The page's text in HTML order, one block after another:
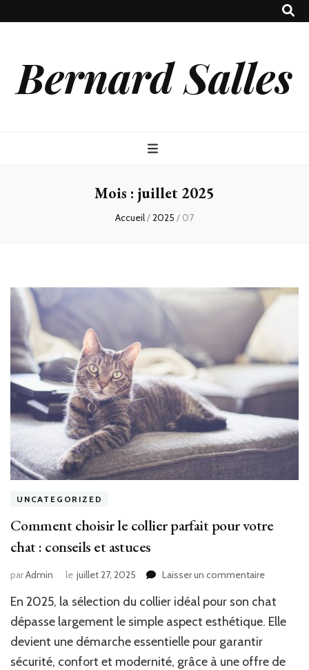
Bernard Salles
Mois : juillet 2025
Accueil/2025 / 07
UNCATEGORIZED
Comment choisir le collier parfait pour votre
chat : conseils et astuces
parAdmin le juillet 27, 2025 Laisser un commentairesur
choisir
le
pour
En 2025, la sélection du collier idéal pour son chat
dépasse largement le simple aspect esthétique. Elle
devient une démarche essentielle pour garantir
sécurité, confort et modernité, grâce à une offre de